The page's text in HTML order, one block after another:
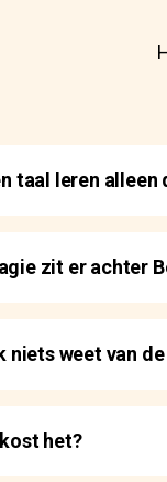
taal leren alleen
zit er achter
niets weet van
het?